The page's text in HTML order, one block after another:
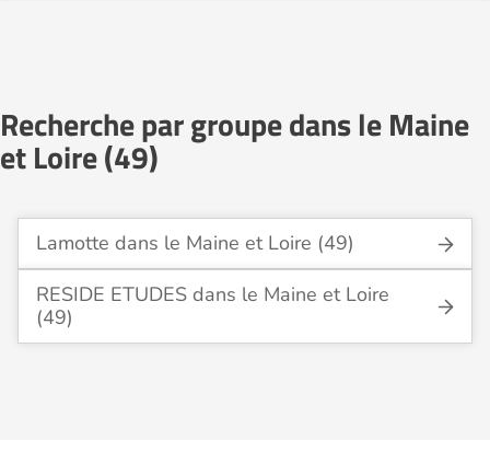
Recherche par groupe dans le Maine
et Loire (49)
Lamotte dans le Maine et Loire (49)
RESIDE ETUDES dans le Maine et Loire
(49)